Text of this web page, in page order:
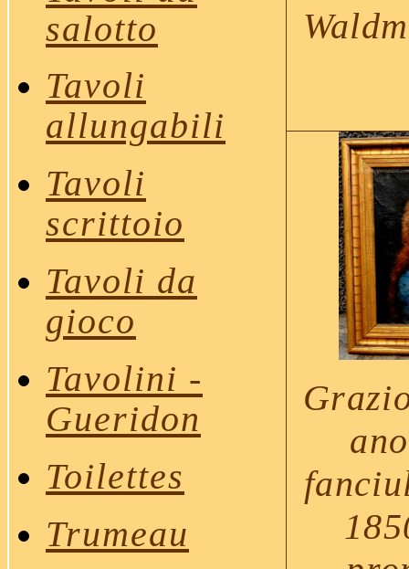
salotto
Tavoli
allungabili
Tavoli
scrittoio
Tavoli da
gioco
Tavolini -
Gueridon
Toilettes
Trumeau